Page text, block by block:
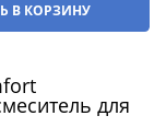
В КОРЗИНУ
для